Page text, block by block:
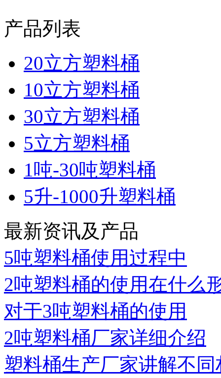
产品列表
20立方塑料桶
10立方塑料桶
30立方塑料桶
5立方塑料桶
1吨-30吨塑料桶
5升-1000升塑料桶
最新资讯及产品
5吨塑料桶使用过程中
2吨塑料桶的使用在什么
对于3吨塑料桶的使用
2吨塑料桶厂家详细介绍
塑料桶生产厂家讲解不同